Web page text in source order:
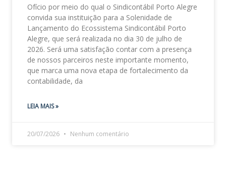
Ofício por meio do qual o Sindicontábil Porto Alegre
convida sua instituição para a Solenidade de
Lançamento do Ecossistema Sindicontábil Porto
Alegre, que será realizada no dia 30 de julho de
2026. Será uma satisfação contar com a presença
de nossos parceiros neste importante momento,
que marca uma nova etapa de fortalecimento da
contabilidade, da
LEIA MAIS »
20/07/2026 Nenhum comentário